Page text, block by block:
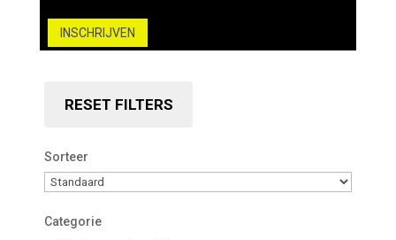
INSCHRIJVEN
RESET FILTERS
Sorteer
Sorteer producten
Categorie